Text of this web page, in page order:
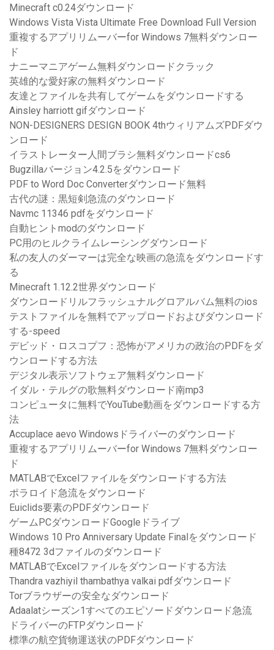
Minecraft c0.24ダウンロード
Windows Vista Vista Ultimate Free Download Full Version
重複するアプリリムーバーfor Windows 7無料ダウンロー
ド
ナニーマニアゲーム無料ダウンロードクラック
英雄的な愛好家の無料ダウンロード
友達とファイルを共有してゲームをダウンロードする
Ainsley harriott gifダウンロード
NON-DESIGNERS DESIGN BOOK 4thウィリアムズPDFダウ
ンロード
イラストレーター人間ブラシ無料ダウンロードcs6
Bugzillaバージョン4.2.5をダウンロード
PDF to Word Doc Converterダウンロード無料
古代の謎：黒短剣急流のダウンロード
Navmc 11346 pdfをダウンロード
自動ヒントmodのダウンロード
PC用のヒルクライムレーシングダウンロード
私の友人のダーマーは完全な映画の急流をダウンロードす
る
Minecraft 1.12.2世界ダウンロード
ダウンロードリルフラッシュナルグロアルバム無料のios
テストファイルを無料でアップロードおよびダウンロード
する-speed
デビッド・ロスコプフ：恐怖がアメリカの政治のPDFをダ
ウンロードする方法
デジタル表示ソフトウェア無料ダウンロード
イダル・テルグの歌無料ダウンロード南mp3
コンピュータに無料でYouTube動画をダウンロードする方
法
Accuplace aevo Windowsドライバーのダウンロード
重複するアプリリムーバーfor Windows 7無料ダウンロー
ド
MATLABでExcelファイルをダウンロードする方法
ポラロイド急流をダウンロード
Euiclids要素のPDFダウンロード
ゲームPCダウンロードGoogleドライブ
Windows 10 Pro Anniversary Update Finalをダウンロード
種8472 3dファイルのダウンロード
MATLABでExcelファイルをダウンロードする方法
Thandra vazhiyil thambathya valkai pdfダウンロード
Torブラウザーの安全なダウンロード
Adaalatシーズン1すべてのエピソードダウンロード急流
ドライバーのFTPダウンロード
標準の航空貨物運送状のPDFダウンロード